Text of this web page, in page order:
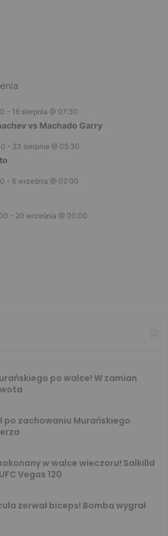
- 16 sierpnia @ 07:30
vs Machado Garry
- 23 sierpnia @ 05:30
- 6 września @ 02:00
- 20 września @ 00:00
po walce! W zamian
po zachowaniu Murańskiego.
w walce wieczoru! Salkilld
Vegas 120
zerwał biceps! Bomba wygrał